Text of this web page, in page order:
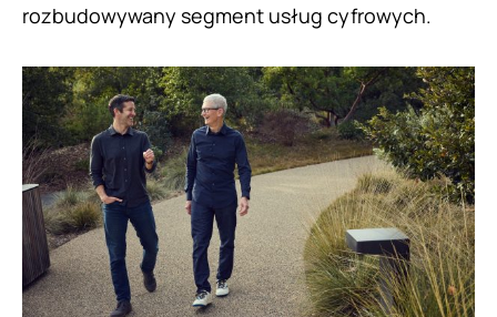
rozbudowywany segment usług cyfrowych.